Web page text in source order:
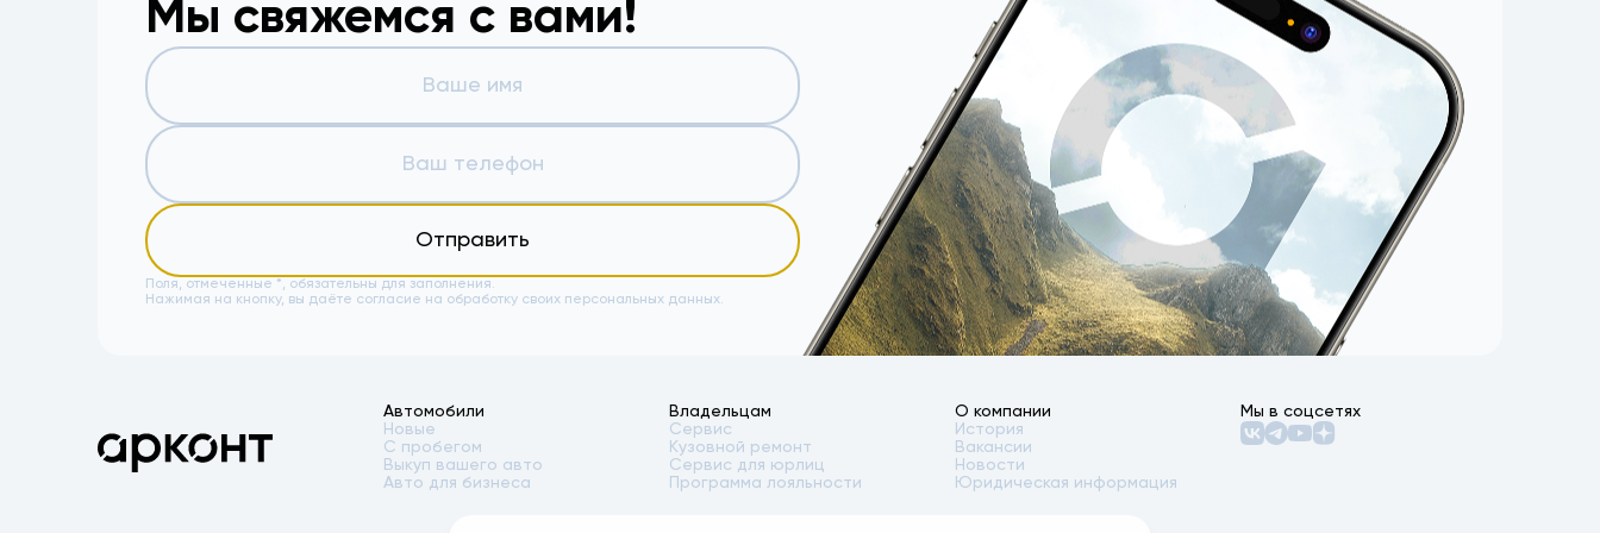
Мы свяжемся с вами!
Отправить
Поля, отмеченные *, обязательны для заполнения.
Нажимая на кнопку, вы даёте согласие на обработку своих персональных данных.
Автомобили
Новые
С пробегом
Выкуп вашего авто
Авто для бизнеса
Владельцам
Сервис
Кузовной ремонт
Сервис для юрлиц
Программа лояльности
О компании
История
Вакансии
Новости
Юридическая информация
Мы в соцсетях